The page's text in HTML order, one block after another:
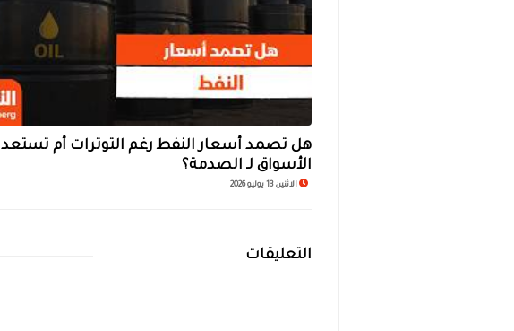
هل تصمد أسعار النفط رغم التوترات أم تستعد
الأسواق لـ الصدمة؟
الاثنين 13 يوليو 2026
التعليقات